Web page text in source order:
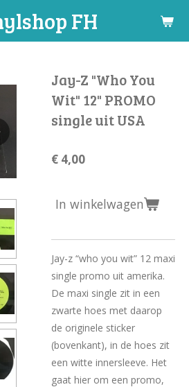
FH
Jay-Z "Who You
Wit" 12" PROMO
single uit USA
€ 4,00
In winkelwagen
Jay-z “who you wit” 12 maxi
single promo uit amerika.
De maxi single zit in een
zwarte hoes met daarop
de originele sticker
(bovenkant), in de hoes zit
een witte innersleeve. Het
gaat hier om een promo,